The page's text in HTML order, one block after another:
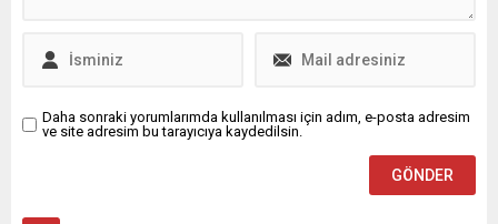
Daha sonraki yorumlarımda kullanılması için adım, e-posta adresim
ve site adresim bu tarayıcıya kaydedilsin.